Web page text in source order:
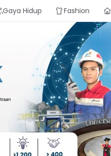
Gaya Hidup Fashion